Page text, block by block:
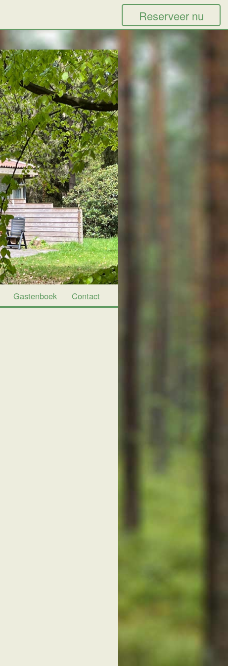
Reserveer nu
Gastenboek Contact